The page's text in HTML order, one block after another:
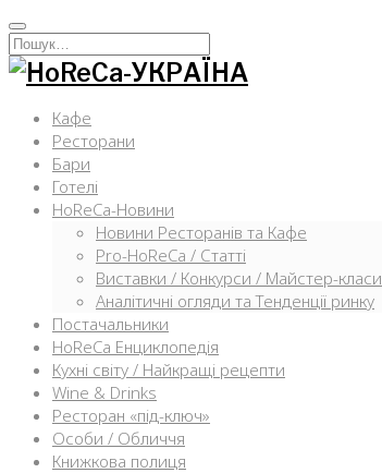
Перейти
к
содержимому
Искать:
Кафе
Ресторани
Бари
Готелі
HoReCa-Новини
Новини Ресторанів та Кафе
Pro-HoReCa / Статті
Виставки / Конкурси / Майстер-класи
Аналітичні огляди та Тенденції ринку
Постачальники
HoReCa Енциклопедія
Кухні світу / Найкращі рецепти
Wine & Drinks
Ресторан «під-ключ»
Особи / Обличчя
Книжкова полиця